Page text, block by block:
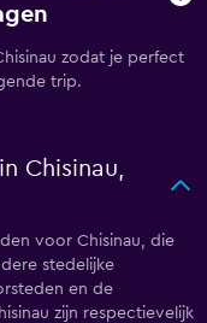
zodat je perfect
trip.
Chisinau,
voor Chisinau, die
stedelijke
en de
zijn respectievelijk